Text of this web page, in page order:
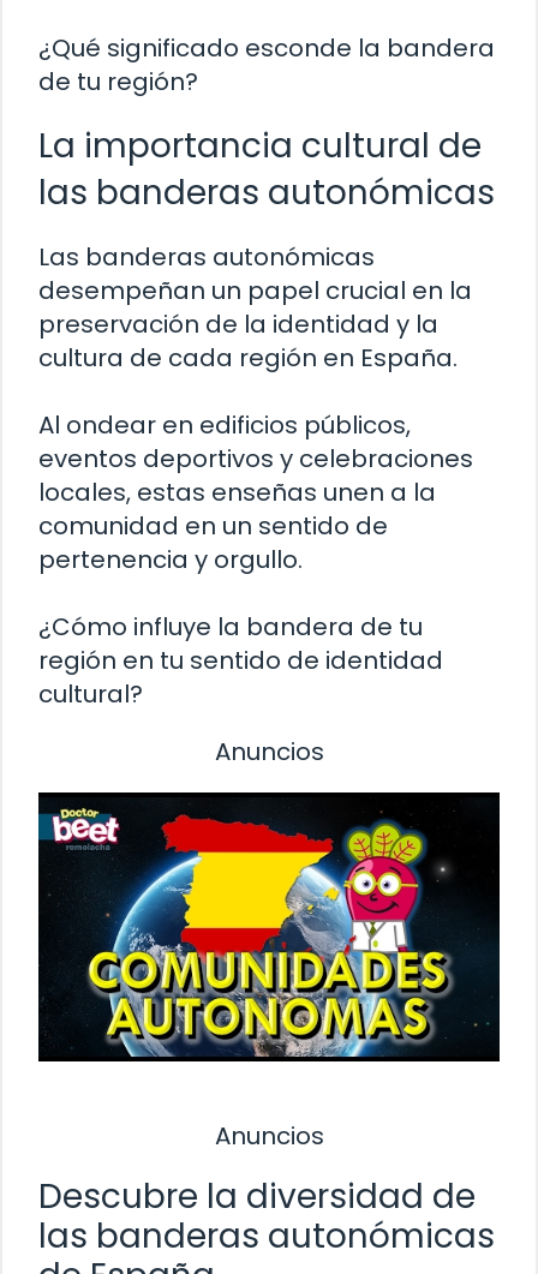
¿Qué significado esconde la bandera
de tu región?
La importancia cultural de
las banderas autonómicas
Las banderas autonómicas
desempeñan un papel crucial en la
preservación de la identidad y la
cultura de cada región en España.
Al ondear en edificios públicos,
eventos deportivos y celebraciones
locales, estas enseñas unen a la
comunidad en un sentido de
pertenencia y orgullo.
¿Cómo influye la bandera de tu
región en tu sentido de identidad
cultural?
Anuncios
Anuncios
Descubre la diversidad de
las banderas autonómicas